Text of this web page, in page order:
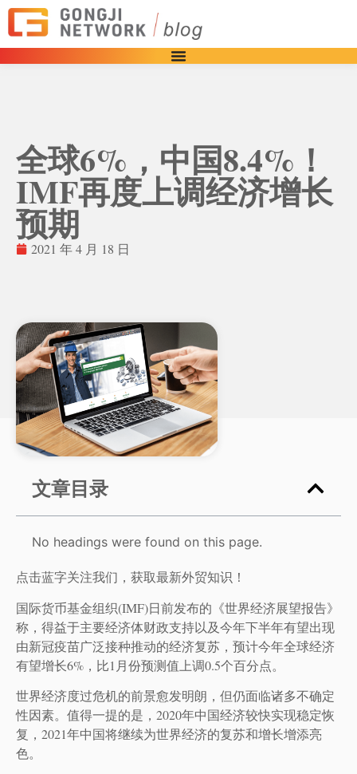
全球6%，中国8.4%！
IMF再度上调经济增长
预期
2021 年 4 月 18 日
文章目录
No headings were found on this page.
点击蓝字关注我们，获取最新外贸知识！
国际货币基金组织(IMF)日前发布的《世界经济展望报告》
称，得益于主要经济体财政支持以及今年下半年有望出现
由新冠疫苗广泛接种推动的经济复苏，预计今年全球经济
有望增长6%，比1月份预测值上调0.5个百分点。
世界经济度过危机的前景愈发明朗，但仍面临诸多不确定
性因素。值得一提的是，2020年中国经济较快实现稳定恢
复，2021年中国将继续为世界经济的复苏和增长增添亮
色。